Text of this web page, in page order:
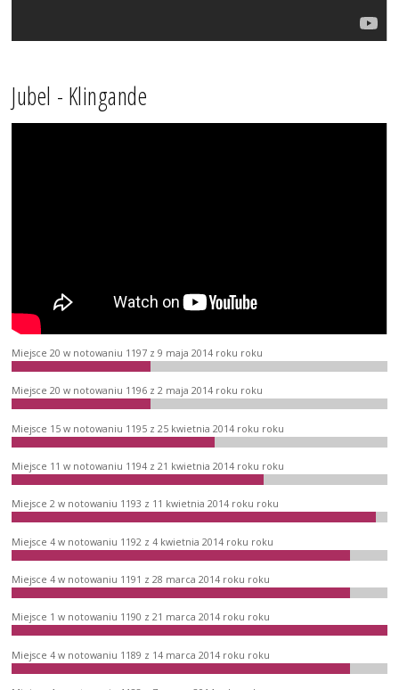
Jubel - Klingande
Miejsce 20 w notowaniu 1197 z 9 maja 2014 roku roku
Miejsce 20 w notowaniu 1196 z 2 maja 2014 roku roku
Miejsce 15 w notowaniu 1195 z 25 kwietnia 2014 roku roku
Miejsce 11 w notowaniu 1194 z 21 kwietnia 2014 roku roku
Miejsce 2 w notowaniu 1193 z 11 kwietnia 2014 roku roku
Miejsce 4 w notowaniu 1192 z 4 kwietnia 2014 roku roku
Miejsce 4 w notowaniu 1191 z 28 marca 2014 roku roku
Miejsce 1 w notowaniu 1190 z 21 marca 2014 roku roku
Miejsce 4 w notowaniu 1189 z 14 marca 2014 roku roku